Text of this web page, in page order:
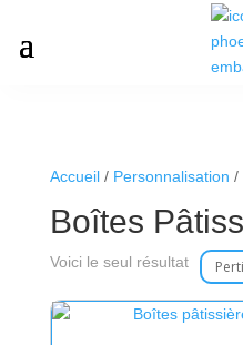
Accueil/ Personnalisation /
Boîtes
Voici le seul résultat